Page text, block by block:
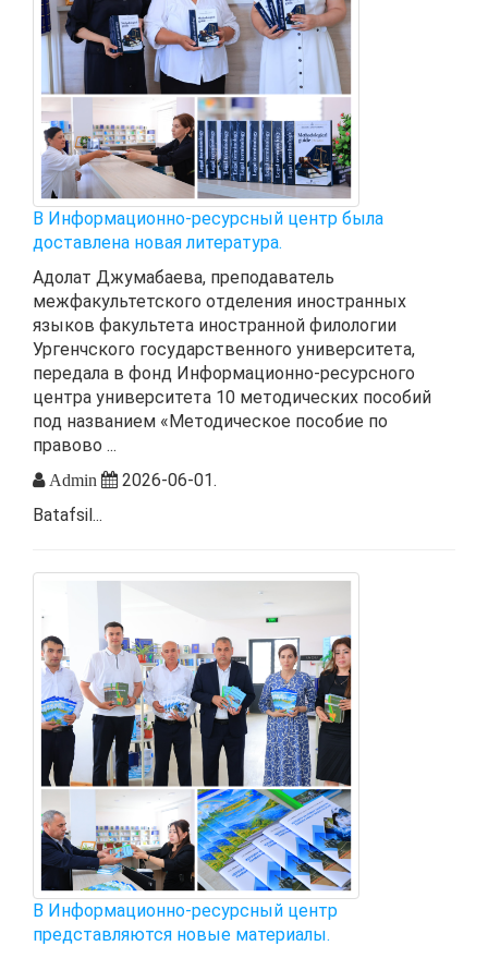
В Информационно-ресурсный центр была
доставлена ​​новая литература.
Адолат Джумабаева, преподаватель
межфакультетского отделения иностранных
языков факультета иностранной филологии
Ургенчского государственного университета,
передала в фонд Информационно-ресурсного
центра университета 10 методических пособий
под названием «Методическое пособие по
правово ...
Admin
2026-06-01.
Batafsil...
В Информационно-ресурсный центр
представляются новые материалы.